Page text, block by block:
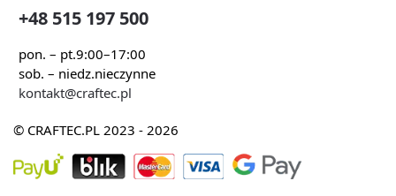
+48 515 197 500
pon. – pt.9:00–17:00
sob. – niedz.nieczynne
kontakt@craftec.pl
© CRAFTEC.PL 2023 - 2026